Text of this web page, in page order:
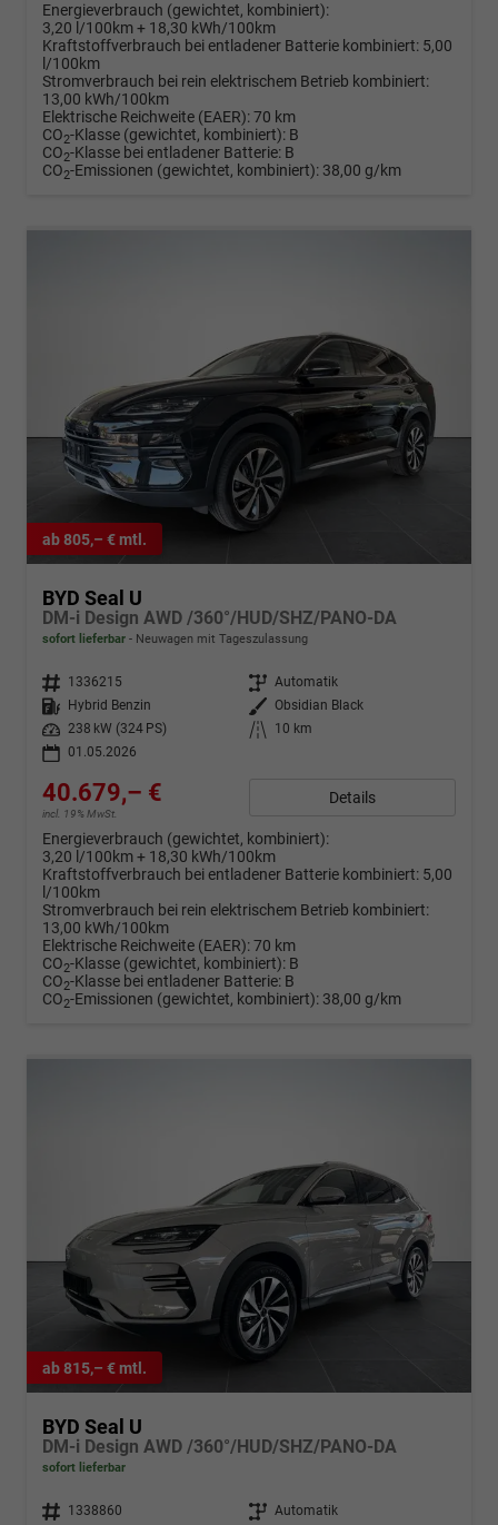
Energieverbrauch (gewichtet, kombiniert):
3,20 l/100km + 18,30 kWh/100km
Kraftstoffverbrauch bei entladener Batterie kombiniert: 5,00
l/100km
Stromverbrauch bei rein elektrischem Betrieb kombiniert:
13,00 kWh/100km
Elektrische Reichweite (EAER):70 km
CO2-Klasse (gewichtet, kombiniert): B
CO2-Klasse bei entladener Batterie: B
CO2-Emissionen (gewichtet, kombiniert): 38,00 g/km
ab 805,– € mtl.
BYD Seal U
DM-i Design AWD /360°/HUD/SHZ/PANO-DA
sofort lieferbar Neuwagen mit Tageszulassung
Fahrzeugnr. 1336215 Getriebe Automatik
Kraftstoff
Hybrid Benzin Außenfarbe Obsidian Black
Leistung
238 kW (324 PS) Kilometerstand
10 km
01.05.2026
40.679,– €
incl. 19% MwSt.
Details
Energieverbrauch (gewichtet, kombiniert):
3,20 l/100km + 18,30 kWh/100km
Kraftstoffverbrauch bei entladener Batterie kombiniert: 5,00
l/100km
Stromverbrauch bei rein elektrischem Betrieb kombiniert:
13,00 kWh/100km
Elektrische Reichweite (EAER):70 km
CO2-Klasse (gewichtet, kombiniert): B
CO2-Klasse bei entladener Batterie: B
CO2-Emissionen (gewichtet, kombiniert): 38,00 g/km
ab 815,– € mtl.
BYD Seal U
DM-i Design AWD /360°/HUD/SHZ/PANO-DA
sofort lieferbar
Fahrzeugnr. 1338860 Getriebe Automatik